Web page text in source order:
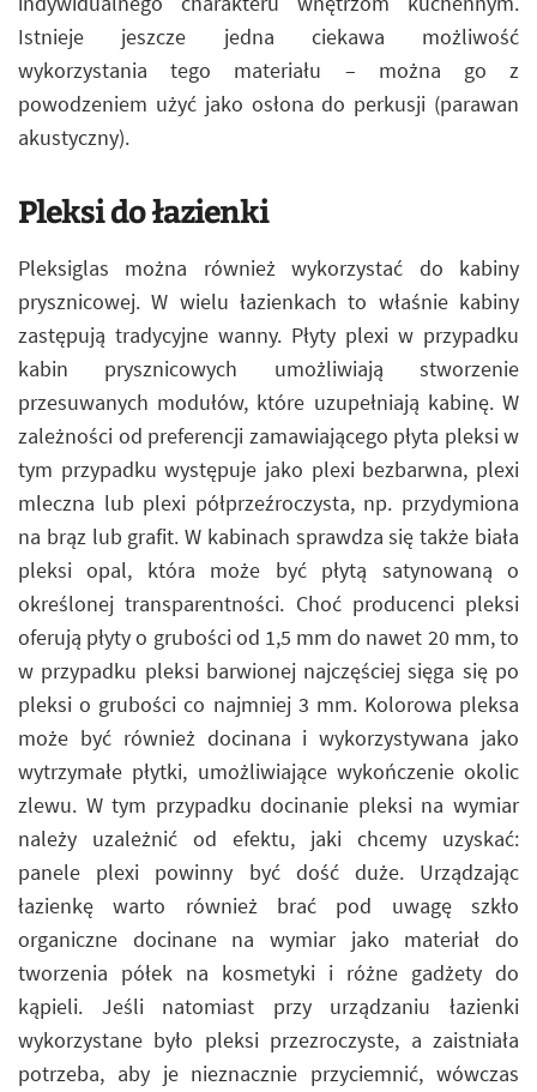
Istnieje jeszcze jedna ciekawa możliwość
wykorzystania tego materiału – można go z
powodzeniem użyć jako osłona do perkusji (parawan
akustyczny).
Pleksi do łazienki
Pleksiglas można również wykorzystać do kabiny
prysznicowej. W wielu łazienkach to właśnie kabiny
zastępują tradycyjne wanny. Płyty plexi w przypadku
kabin prysznicowych umożliwiają stworzenie
przesuwanych modułów, które uzupełniają kabinę. W
zależności od preferencji zamawiającego płyta pleksi w
tym przypadku występuje jako plexi bezbarwna, plexi
mleczna lub plexi półprzeźroczysta, np. przydymiona
na brąz lub grafit. W kabinach sprawdza się także biała
pleksi opal, która może być płytą satynowaną o
określonej transparentności. Choć producenci pleksi
oferują płyty o grubości od 1,5 mm do nawet 20 mm, to
w przypadku pleksi barwionej najczęściej sięga się po
pleksi o grubości co najmniej 3 mm. Kolorowa pleksa
może być również docinana i wykorzystywana jako
wytrzymałe płytki, umożliwiające wykończenie okolic
zlewu. W tym przypadku docinanie pleksi na wymiar
należy uzależnić od efektu, jaki chcemy uzyskać:
panele plexi powinny być dość duże. Urządzając
łazienkę warto również brać pod uwagę szkło
organiczne docinane na wymiar jako materiał do
tworzenia półek na kosmetyki i różne gadżety do
kąpieli. Jeśli natomiast przy urządzaniu łazienki
wykorzystane było pleksi przezroczyste, a zaistniała
potrzeba, aby je nieznacznie przyciemnić, wówczas